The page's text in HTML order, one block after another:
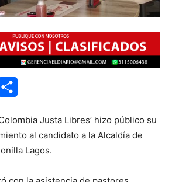
Justa Libres’ hizo público su
al candidato a la Alcaldía de
Lagos.